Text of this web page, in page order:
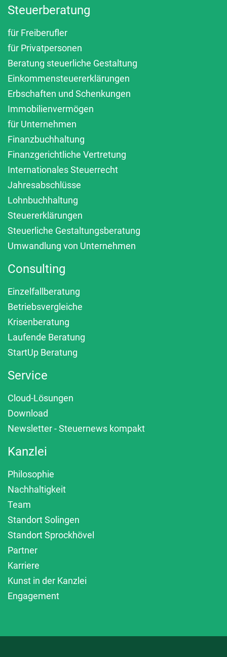
Steuerberatung
für Freiberufler
für Privatpersonen
Beratung steuerliche Gestaltung
Einkommensteuererklärungen
Erbschaften und Schenkungen
Immobilienvermögen
für Unternehmen
Finanzbuchhaltung
Finanzgerichtliche Vertretung
Internationales Steuerrecht
Jahresabschlüsse
Lohnbuchhaltung
Steuererklärungen
Steuerliche Gestaltungsberatung
Umwandlung von Unternehmen
Consulting
Einzelfallberatung
Betriebsvergleiche
Krisenberatung
Laufende Beratung
StartUp Beratung
Service
Cloud-Lösungen
Download
Newsletter - Steuernews kompakt
Kanzlei
Philosophie
Nachhaltigkeit
Team
Standort Solingen
Standort Sprockhövel
Partner
Karriere
Kunst in der Kanzlei
Engagement